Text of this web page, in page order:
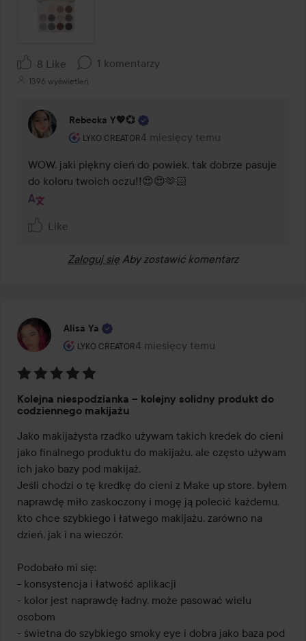
8 Like 1 komentarzy
1396 wyświetleń
Rebecka Y💖💞
LYKO CREATOR
Rola użytkownika: Lyko Creator.
4 miesięcy temu
Komentarz został dodany 4
WOW, jaki piękny cień do powiek, tak dobrze pasuje
do koloru twoich oczu!!😍😍🫶🏻
Like
Zaloguj się Aby zostawić komentarz
Alisa Ya
LYKO CREATOR
Rola użytkownika: Lyko Creator.
4 miesięcy temu
Post został utworzony 4 miesięcy
5
5
Kolejna niespodzianka – kolejny solidny produkt do
codziennego makijażu
Jako makijażysta rzadko używam takich kredek do cieni
jako finalnego produktu do makijażu, ale często używam
ich jako bazy pod makijaż.
Jeśli chodzi o tę kredkę do cieni z Make up store, byłem
naprawdę miło zaskoczony i mogę ją polecić każdemu,
kto chce szybkiego i łatwego makijażu, zarówno na
dzień, jak i na wieczór.
Podobało mi się:
- konsystencja i łatwość aplikacji
- kolor jest naprawdę ładny, może pasować wielu
osobom
- świetna do szybkiego smoky eye i dobra jako baza pod